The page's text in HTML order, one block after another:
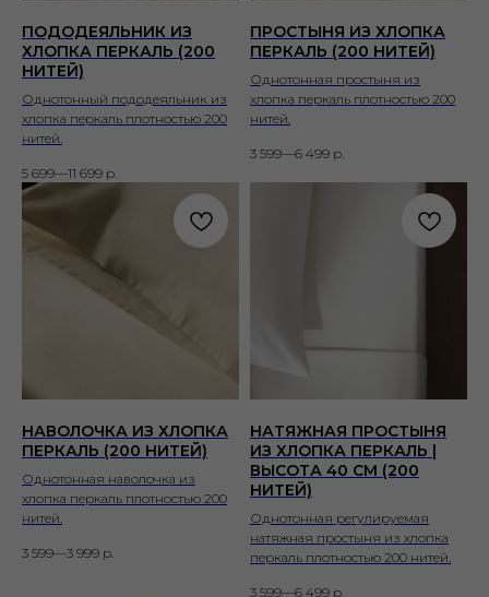
ПОДОДЕЯЛЬНИК ИЗ
ХЛОПКА ПЕРКАЛЬ (200
НИТЕЙ)
Однотонный пододеяльник из
хлопка перкаль плотностью 200
нитей.
5 699—11 699 р.
ПРОСТЫНЯ ИЗ ХЛОПКА
ПЕРКАЛЬ (200 НИТЕЙ)
Однотонная простыня из
хлопка перкаль плотностью 200
нитей.
3 599—6 499 р.
НАВОЛОЧКА ИЗ ХЛОПКА
ПЕРКАЛЬ (200 НИТЕЙ)
Однотонная наволочка из
хлопка перкаль плотностью 200
нитей.
3 599—3 999 р.
НАТЯЖНАЯ ПРОСТЫНЯ
ИЗ ХЛОПКА ПЕРКАЛЬ |
ВЫСОТА 40 СМ (200
НИТЕЙ)
Однотонная регулируемая
натяжная простыня из хлопка
перкаль плотностью 200 нитей.
3 599—6 499 р.